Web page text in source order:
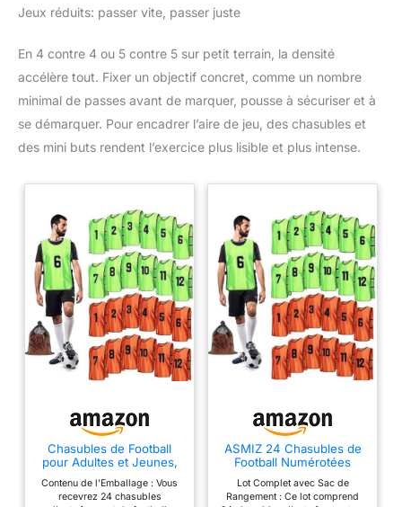
Jeux réduits: passer vite, passer juste
En 4 contre 4 ou 5 contre 5 sur petit terrain, la densité
accélère tout. Fixer un objectif concret, comme un nombre
minimal de passes avant de marquer, pousse à sécuriser et à
se démarquer. Pour encadrer l’aire de jeu, des chasubles et
des mini buts rendent l’exercice plus lisible et plus intense.
Chasubles de Football
pour Adultes et Jeunes,
Training en Maille,
Maillots Numérotés pour
Contenu de l’Emballage : Vous
recevrez 24 chasubles
ASMIZ 24 Chasubles de
Football Numérotées
d’Entraînement
Respirants pour
Lot Complet avec Sac de
Rangement : Ce lot comprend